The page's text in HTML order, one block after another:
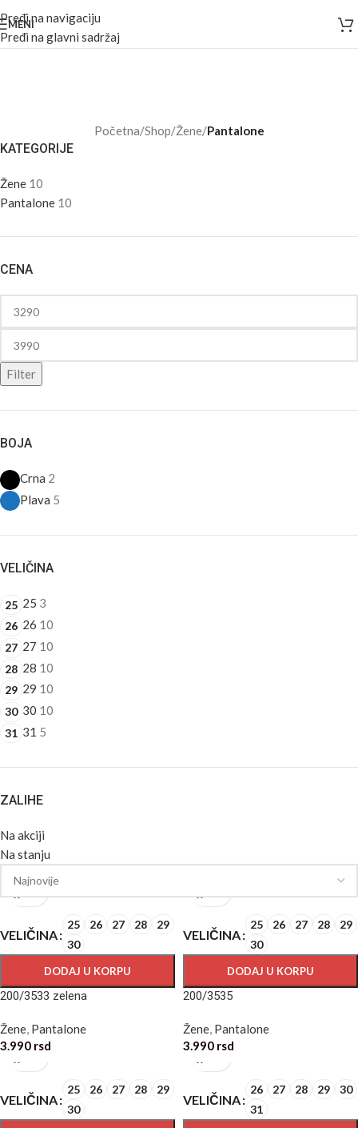
Pređi na navigaciju
Pređi na glavni sadržaj
MENI
Početna/Shop/Žene/Pantalone
KATEGORIJE
Žene 10
Pantalone 10
CENA
Filter
BOJA
Crna 2
Plava 5
VELIČINA
25 25 3
26 26 10
27 27 10
28 28 10
29 29 10
30 30 10
31 31 5
ZALIHE
Na akciji
Na stanju
VELIČINA
25 26 27 28
29
30
DODAJ U KORPU
200/3533 zelena
Žene, Pantalone
3.990 rsd
VELIČINA
25 26 27 28
29
30
DODAJ U KORPU
200/3535
Žene, Pantalone
3.990 rsd
VELIČINA
25 26 27 28
29
30
VELIČINA
26 27 28 29
30
31